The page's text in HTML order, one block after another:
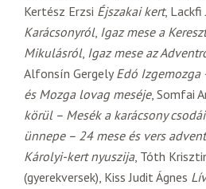
Kertész Erzsi Éjszakai kert, Lackfi
Karácsonyról, Igaz mese a
Mikulásról, Igaz mese az
Alfonsín GergelyEdó Izgemozga
és Mozga lovag meséje, Somfai
körül – Mesék a karácsony
ünnepe – 24 mese és vers
Károlyi-kert nyuszija, Tóth
(gyerekversek), Kiss Judit Ágnes